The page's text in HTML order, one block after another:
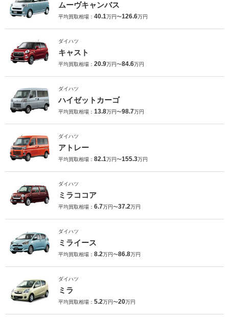
ムーヴキャンバス
平均買取相場： 40.1万円〜126.6万円
ダイハツ
キャスト
平均買取相場： 20.9万円〜84.6万円
ダイハツ
ハイゼットカーゴ
平均買取相場： 13.8万円〜98.7万円
ダイハツ
アトレー
平均買取相場： 82.1万円〜155.3万円
ダイハツ
ミラココア
平均買取相場： 6.7万円〜37.2万円
ダイハツ
ミライース
平均買取相場： 8.2万円〜86.8万円
ダイハツ
ミラ
平均買取相場： 5.2万円〜20万円